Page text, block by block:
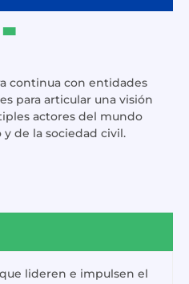
continua con entidades
para articular una visión
actores del mundo
de la sociedad civil.
lideren e impulsen el